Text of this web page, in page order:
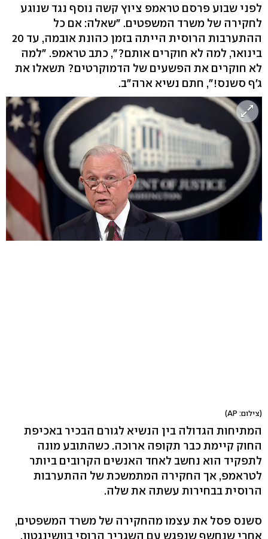
לפני שבוע פרסם טראמפ ציוץ קשה נוסף נגד שנוגע
לחקירה של משרד המשפטים. "שאלה: אם כל
ההתערבות הרוסית הייתה בזמן כהונת אובמה, עד 20
בינואר, למה לא חוקרים אותם?", כתב טראמפ. "למה
לא חוקרים את הפשעים של הדמוקרטים? תשאלו את
ג'ף סשנס!", חתם נשיא ארה"ב.
(צילום: AP)
המתיחות הגדולה בין הנשיא לגורם הבכיר באכיפת
החוק קיימת כבר תקופה ארוכה. כשהתובע מונה
לתפקיד הוא נחשב לאחד האנשים הקרובים ביותר
לטראמפ, אך החקירה המתמשכת של ההתערבות
הרוסית בבחירות עשתה את שלה.
סשנס פסל את עצמו מהחקירה של משרד המשפטים,
אחרי שנחשף שנפגש עם השגריר הרוסי בוושינגטון.